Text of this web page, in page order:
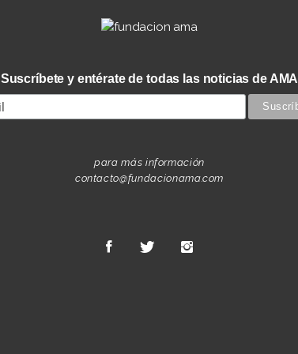
Suscríbete y entérate de todas las noticias de AMA
para más información
contacto@fundacionama.com